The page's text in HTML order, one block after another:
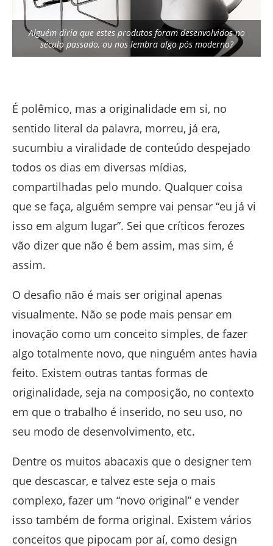
Alguém diria que estes produtos foram desenvolvidos no
século passado, ou nos lembra algo pós moderno?
É polêmico, mas a originalidade em si, no
sentido literal da palavra, morreu, já era,
sucumbiu a viralidade de conteúdo despejado
todos os dias em diversas mídias,
compartilhadas pelo mundo. Qualquer coisa
que se faça, alguém sempre vai pensar “eu já vi
isso em algum lugar”. Sei que críticos ferozes
vão dizer que não é bem assim, mas sim, é
assim.
O desafio não é mais ser original apenas
visualmente. Não se pode mais pensar em
inovação como um conceito simples, de fazer
algo totalmente novo, que ninguém antes havia
feito. Existem outras tantas formas de
originalidade, seja na composição, no contexto
em que o trabalho é inserido, no seu uso, no
seu modo de desenvolvimento, etc.
Dentre os muitos abacaxis que o designer tem
que descascar, e talvez este seja o mais
complexo, fazer um “novo original” e vender
isso também de forma original. Existem vários
conceitos que pipocam por aí, como design